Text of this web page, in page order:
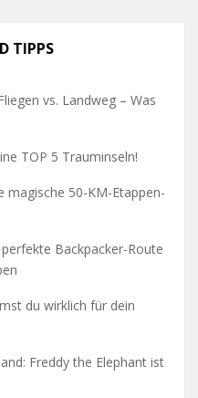
TIPPS
vs. Landweg – Was
TOP 5 Trauminseln!
magische 50-KM-Etappen-
Backpacker-Route
du wirklich für dein
Freddy the Elephant ist